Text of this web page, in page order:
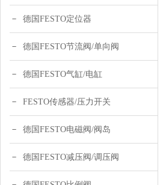
德国FESTO定位器
德国FESTO节流阀/单向阀
德国FESTO气缸/电缸
FESTO传感器/压力开关
德国FESTO电磁阀/阀岛
德国FESTO减压阀/调压阀